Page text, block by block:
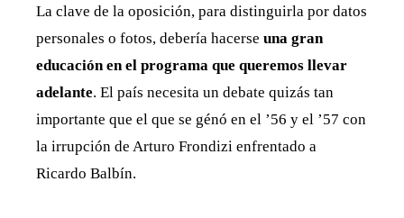
La clave de la oposición, para distinguirla por datos
personales o fotos, debería hacerse una gran
educación en el programa que queremos llevar
adelante. El país necesita un debate quizás tan
importante que el que se génó en el ’56 y el ’57 con
la irrupción de Arturo Frondizi enfrentado a
Ricardo Balbín.